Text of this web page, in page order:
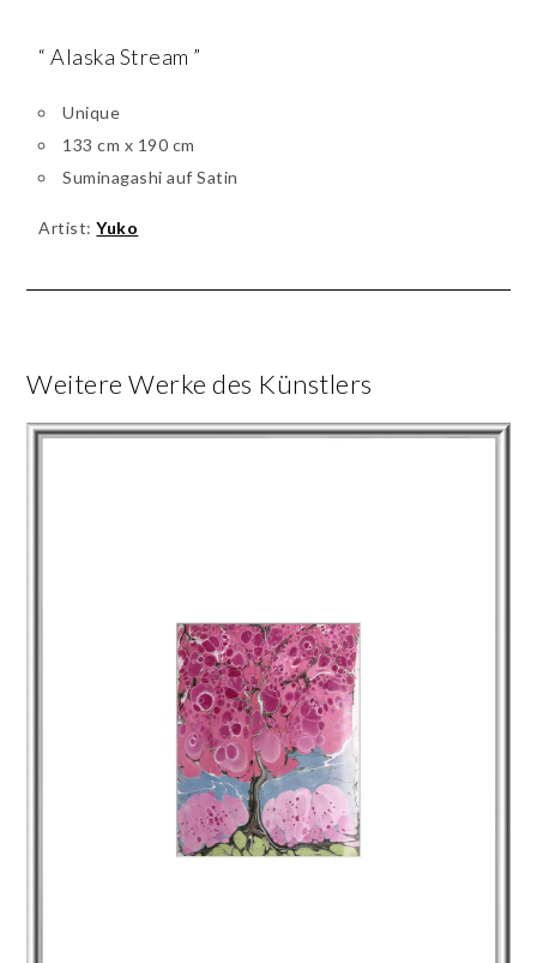
“ Alaska Stream ”
Unique
133 cm x 190 cm
Suminagashi auf Satin
Artist:Yuko
Weitere Werke des Künstlers